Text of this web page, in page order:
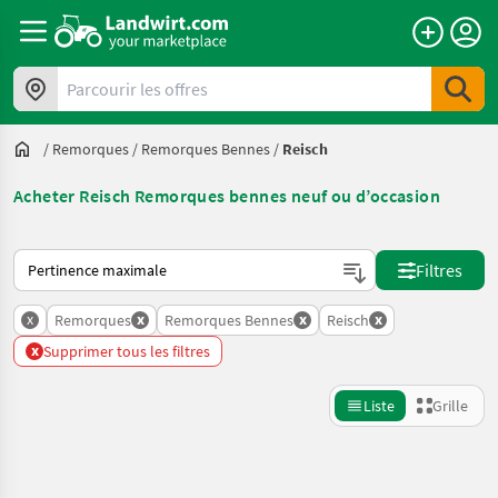
Parcourir les offres
/ Remorques / Remorques Bennes / Reisch
Acheter Reisch Remorques bennes neuf ou d’occasion
Voici comment les annonces sont triées sur Landwirt.com
Filtres
x Remorques x Remorques Bennes x Reisch x
x Supprimer tous les filtres
Liste Grille